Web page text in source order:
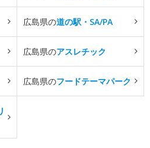
広島県の道の駅・SA/PA
広島県のアスレチック
広島県のフードテーマパーク